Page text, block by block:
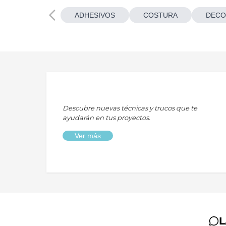
ADHESIVOS COSTURA
Descubre nuevas técnicas y trucos que te
ayudarán en tus proyectos.
Ver más